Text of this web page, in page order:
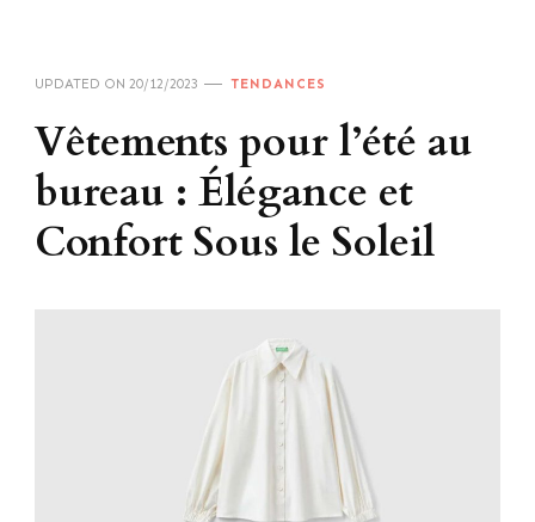
UPDATED ON 20/12/2023 TENDANCES
Vêtements pour l’été au
bureau : Élégance et
Confort Sous le Soleil